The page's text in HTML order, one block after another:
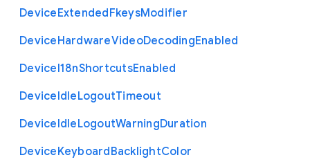
DeviceExtendedFkeysModifier
DeviceHardwareVideoDecodingEnabled
DeviceI18nShortcutsEnabled
DeviceIdleLogoutTimeout
DeviceIdleLogoutWarningDuration
DeviceKeyboardBacklightColor